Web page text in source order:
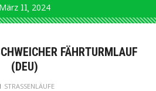
März 11 2024
FÄHRTURMLAUF
(DEU)
STRASSENLÄUFE